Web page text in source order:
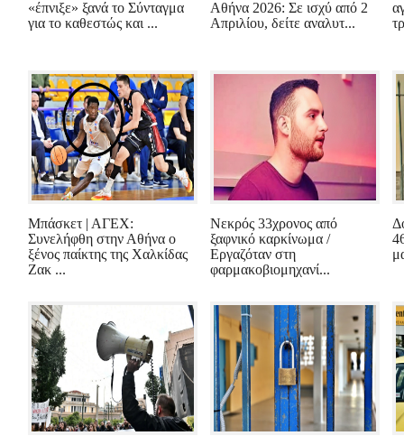
«έπνιξε» ξανά το Σύνταγμα
για το καθεστώς και ...
Αθήνα 2026: Σε ισχύ από 2
Απριλίου, δείτε αναλυτ...
Μπάσκετ | ΑΓΕΧ:
Συνελήφθη στην Αθήνα ο
ξένος παίκτης της Χαλκίδας
Ζακ ...
Νεκρός 33χρονος από
ξαφνικό καρκίνωμα /
Εργαζόταν στη
φαρμακοβιομηχανί...